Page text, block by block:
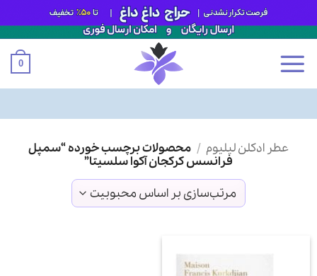
0
عطر ادکلن لیلیوم / محصولات برچسب خورده “سمپل
فرانسس کرکجان آکوا سلسیتا”